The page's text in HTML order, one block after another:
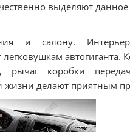
выделяют
и салону.
автогиганта.
рычаг коробки
делают приятным